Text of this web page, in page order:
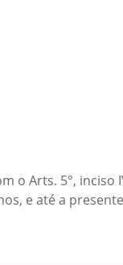
Arts. 5°, inciso
e até a